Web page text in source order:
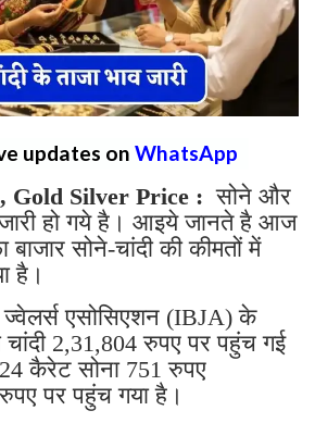
updates on WhatsApp
Gold Silver Price : सोने और
जारी हो गये है। आइये जानते है आज
बाजार सोने-चांदी की कीमतों में
है।
ज्वेलर्स एसोसिएशन (IBJA) के
चांदी 2,31,804 रुपए पर पहुंच गई
कैरेट सोना 751 रुपए
पर पहुंच गया है।